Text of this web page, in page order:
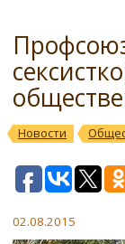
Новости
02.08.2015